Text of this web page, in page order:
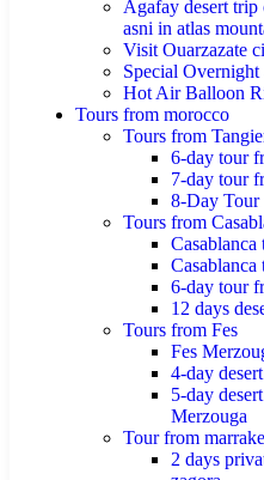
Agafay desert
asni in atlas
Visit Ouarzazate
Special
Hot Air Balloon
Tours from morocco
Tours from
6-day tour
7-day tour
8-Day Tour
Tours from
6-day tour
12 days
Tours from Fes
Fes
4-day
5-day
Merzouga
Tour from
2 days